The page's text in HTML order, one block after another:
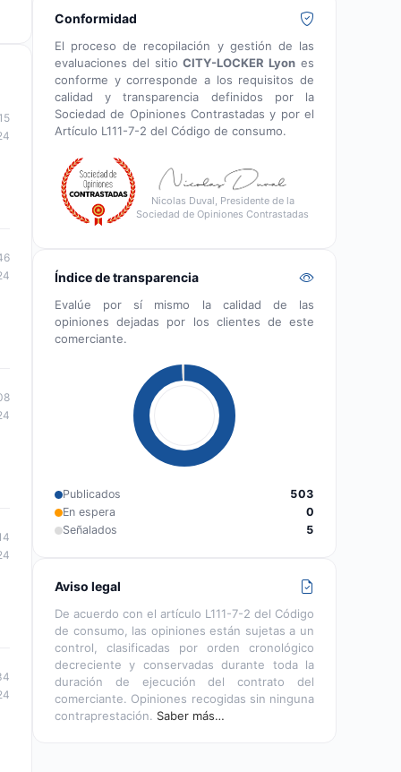
Conformidad
El proceso de recopilación y gestión de las
evaluaciones del sitioCITY-LOCKER Lyon es
conforme y corresponde a los requisitos de
calidad y transparencia definidos por la
Sociedad de Opiniones Contrastadas y por el
Artículo L111-7-2 del Código de consumo.
Nicolas Duval, Presidente de la
Sociedad de Opiniones Contrastadas
Índice de transparencia
Evalúe por sí mismo la calidad de las
opiniones dejadas por los clientes de este
comerciante.
Publicados
503
En espera
0
Señalados
5
Aviso legal
De acuerdo con el artículo L111-7-2 del Código
de consumo, las opiniones están sujetas a un
control, clasificadas por orden cronológico
decreciente y conservadas durante toda la
duración de ejecución del contrato del
comerciante. Opiniones recogidas sin ninguna
contraprestación. Saber más…